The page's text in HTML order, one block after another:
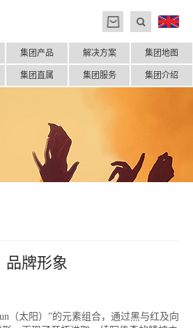
集团产品 解决方案 集团地图
集团直属 集团服务 集团介绍
品牌形象
太阳）”的元素组合，通过黑与红及向